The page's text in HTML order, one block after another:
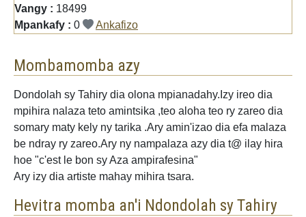
Vangy : 18499
Mpankafy : 0 Ankafizo
Mombamomba azy
Dondolah sy Tahiry dia olona mpianadahy.Izy ireo dia
mpihira nalaza teto amintsika ,teo aloha teo ry zareo dia
somary maty kely ny tarika .Ary amin'izao dia efa malaza
be ndray ry zareo.Ary ny nampalaza azy dia t@ ilay hira
hoe "c'est le bon sy Aza ampirafesina"
Ary izy dia artiste mahay mihira tsara.
Hevitra momba an'i Ndondolah sy Tahiry